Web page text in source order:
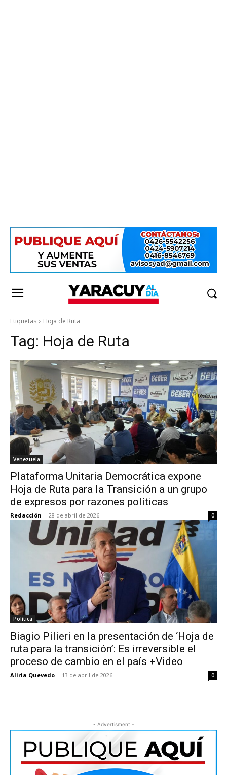
Etiquetas Hoja de Ruta
Tag: Hoja de Ruta
Venezuela
Plataforma Unitaria Democrática expone
Hoja de Ruta para la Transición a un grupo
de expresos por razones políticas
Redacción - 28 de abril de 2026 0
Política
Biagio Pilieri en la presentación de ‘Hoja de
ruta para la transición’: Es irreversible el
proceso de cambio en el país +Video
Aliria Quevedo - 13 de abril de 2026 0
- Advertisment -